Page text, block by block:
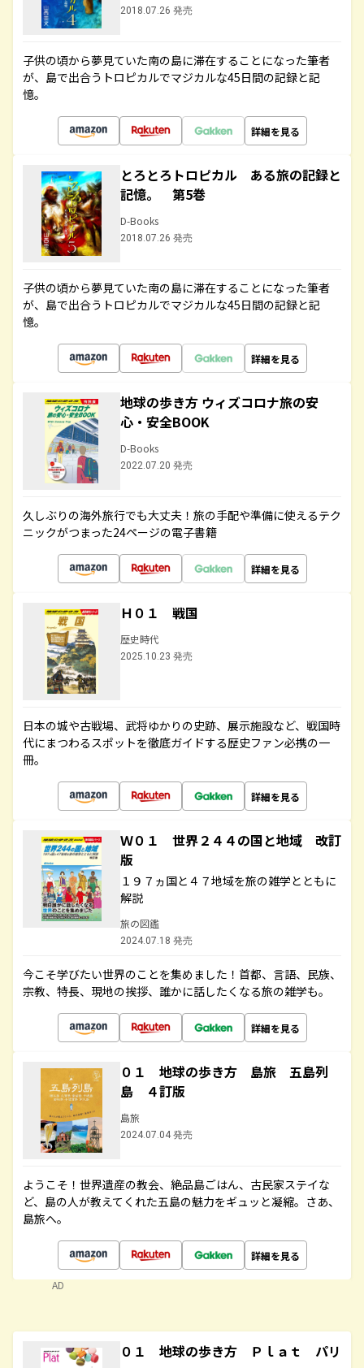
2018.07.26 発売
子供の頃から夢見ていた南の島に滞在することになった筆者
が、島で出合うトロピカルでマジカルな45日間の記録と記
憶。
詳細を見る
とろとろトロピカル ある旅の記録と
記憶。 第5巻
D-Books
2018.07.26 発売
子供の頃から夢見ていた南の島に滞在することになった筆者
が、島で出合うトロピカルでマジカルな45日間の記録と記
憶。
詳細を見る
地球の歩き方 ウィズコロナ旅の安
心・安全BOOK
D-Books
2022.07.20 発売
久しぶりの海外旅行でも大丈夫！旅の手配や準備に使えるテク
ニックがつまった24ページの電子書籍
詳細を見る
Ｈ０１ 戦国
歴史時代
2025.10.23 発売
日本の城や古戦場、武将ゆかりの史跡、展示施設など、戦国時
代にまつわるスポットを徹底ガイドする歴史ファン必携の一
冊。
詳細を見る
Ｗ０１ 世界２４４の国と地域 改訂
版
１９７ヵ国と４７地域を旅の雑学とともに
解説
旅の図鑑
2024.07.18 発売
今こそ学びたい世界のことを集めました！首都、言語、民族、
宗教、特長、現地の挨拶、誰かに話したくなる旅の雑学も。
詳細を見る
０１ 地球の歩き方 島旅 五島列
島 ４訂版
島旅
2024.07.04 発売
ようこそ！世界遺産の教会、絶品島ごはん、古民家ステイな
ど、島の人が教えてくれた五島の魅力をギュッと凝縮。さあ、
島旅へ。
詳細を見る
AD
０１ 地球の歩き方 Ｐｌａｔ パリ